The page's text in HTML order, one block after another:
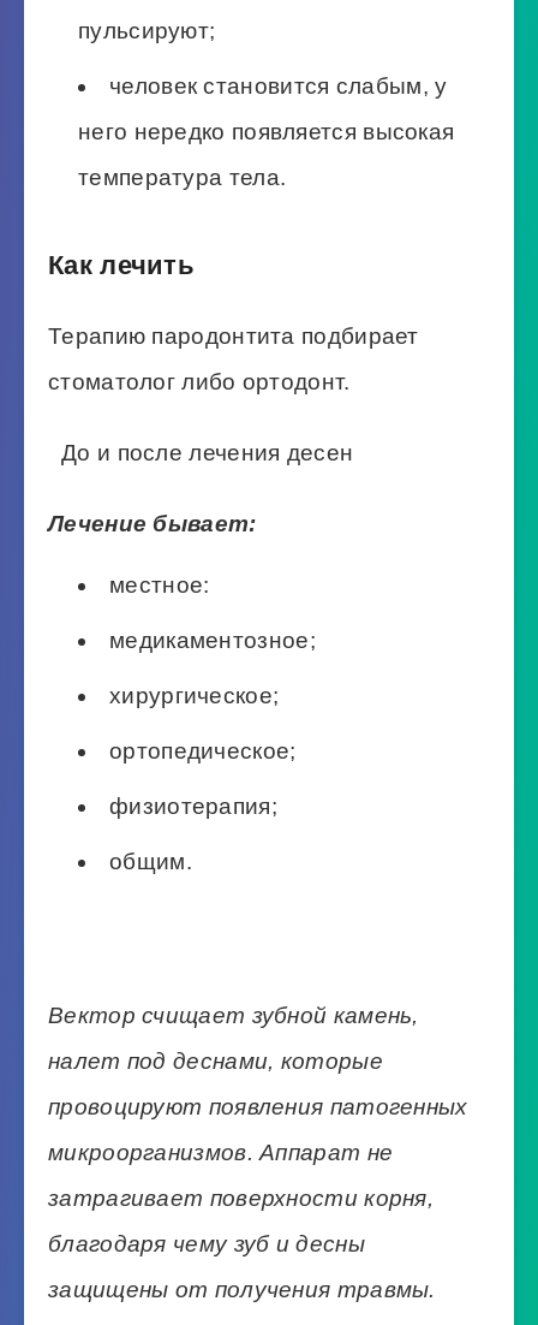
пульсируют;
человек становится слабым, у
него нередко появляется высокая
температура тела.
Как лечить
Терапию пародонтита подбирает
стоматолог либо ортодонт.
До и после лечения десен
Лечение бывает:
местное:
медикаментозное;
хирургическое;
ортопедическое;
физиотерапия;
общим.
Вектор счищает зубной камень,
налет под деснами, которые
провоцируют появления патогенных
микроорганизмов. Аппарат не
затрагивает поверхности корня,
благодаря чему зуб и десны
защищены от получения травмы.